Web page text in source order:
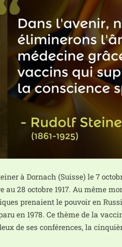
à Dornach (Suisse) le 7
28 octobre 1917. Au même
pre­naient le pou­voir en
en 1978. Ce thème de la
de ses confé­rences, la